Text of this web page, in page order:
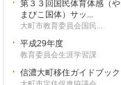
第３３回国民体育体感（や
まびこ国体）サッ...
大町市教育委員会国民...
平成29年度
教育委員会生涯学習課
信濃大町移住ガイドブック